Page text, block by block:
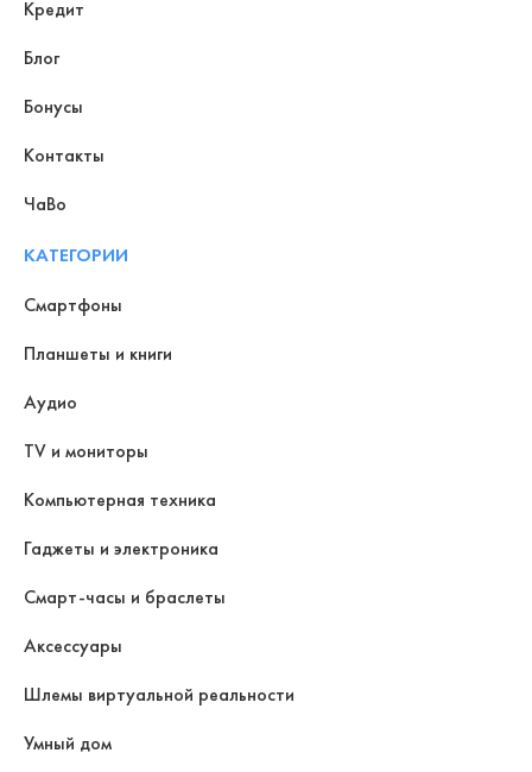
Кредит
Блог
Бонусы
Контакты
ЧаВо
КАТЕГОРИИ
Смартфоны
Планшеты и книги
Аудио
TV и мониторы
Компьютерная техника
Гаджеты и электроника
Смарт-часы и браслеты
Аксессуары
Шлемы виртуальной реальности
Умный дом